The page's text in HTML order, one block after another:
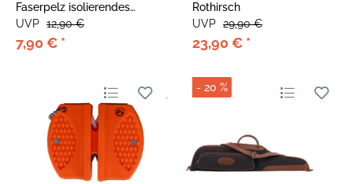
Faserpelz isolierendes
Outdoor-Sitzkissen 51x39
7,90 € *
UVP 12,90 €
Rothirsch
23,90 € *
UVP 29,90 €
- 20 %